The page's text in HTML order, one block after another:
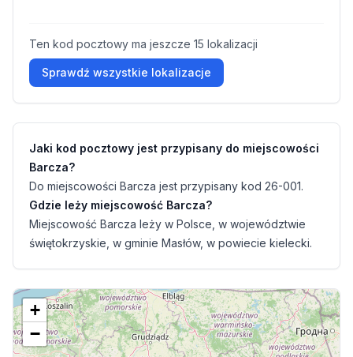
Ten kod pocztowy ma jeszcze 15 lokalizacji
Sprawdź wszystkie lokalizacje
Jaki kod pocztowy jest przypisany do miejscowości
Barcza?
Do miejscowości Barcza jest przypisany kod 26-001.
Gdzie leży miejscowość Barcza?
Miejscowość Barcza leży w Polsce, w województwie
świętokrzyskie, w gminie Masłów, w powiecie kielecki.
+
−